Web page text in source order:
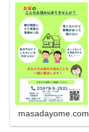
masadayome.com